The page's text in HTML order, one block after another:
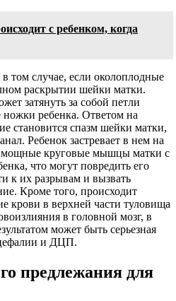
с ребенком, когда
в том случае, если околоплодные
раскрытии шейки матки.
затянуть за собой петли
ребенка. Ответом на
становится спазм шейки матки,
Ребенок застревает в нем на
мощные круговые мышцы матки с
что могут повредить его
к их разрывам и вызвать
Кроме того, происходит
крови в верхней части туловища
в головной мозг, в
может быть серьезная
и ДЦП.
предлежания для